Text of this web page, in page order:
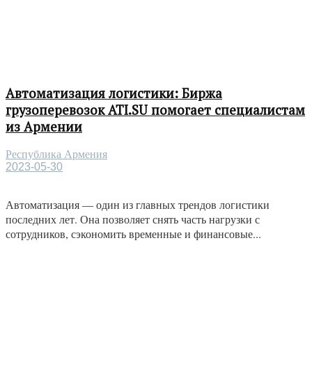
Автоматизация логистики: Биржа
грузоперевозок ATI.SU помогает специалистам
из Армении
Республика Армения
2023-05-30
Автоматизация — один из главных трендов логистики
последних лет. Она позволяет снять часть нагрузки с
сотрудников, сэкономить временные и финансовые...